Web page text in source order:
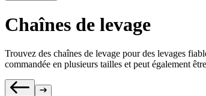
Chaînes de levage
Trouvez des chaînes de levage pour des levages
commandée en plusieurs tailles et peut également